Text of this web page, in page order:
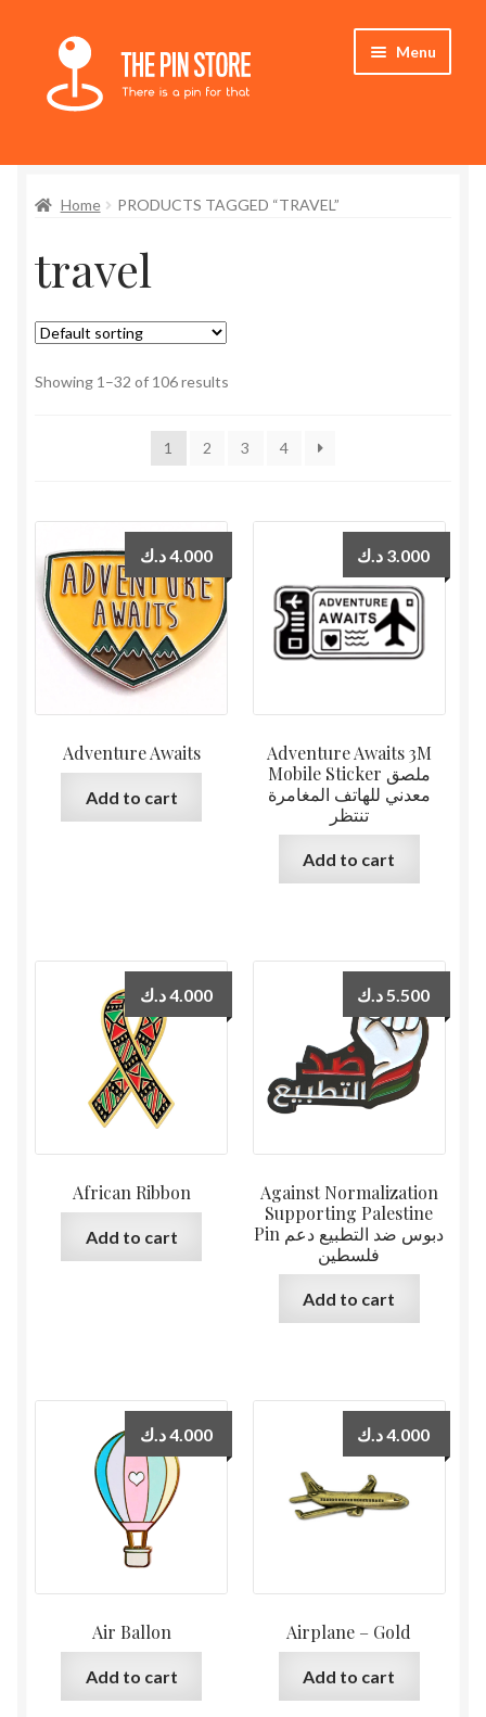
Skip
navigation
Skip
content
Menu
Store
My Account
Who We Are
Home PRODUCTS TAGGED “TRAVEL”
travel
Showing 1–32 of 106 results
1 2 3 4
Adventure Awaits
4.000د.ك
Add to cart
Adventure Awaits 3M
Mobile Sticker ملصق
معدني للهاتف المغامرة
تنتظر
3.000 د.ك
Add to cart
African Ribbon
4.000د.ك
Add to cart
Against Normalization
Supporting Palestine
Pin دبوس ضد التطبيع دعم
فلسطين
5.500 د.ك
Add to cart
Air Ballon
4.000د.ك
Add to cart
Airplane – Gold
4.000د.ك
Add to cart